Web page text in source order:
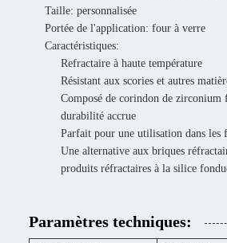
Taille: personnalisée
Portée de l'application: four à verre
Caractéristiques:
Refractaire à haute température
Résistant aux scories et autres
Composé de corindon de zirconium
durabilité accrue
Parfait pour une utilisation dans les
Une alternative aux briques
produits réfractaires à la silice
Paramètres techniques: